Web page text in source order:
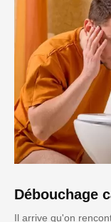
Débouchage
Il arrive qu'on